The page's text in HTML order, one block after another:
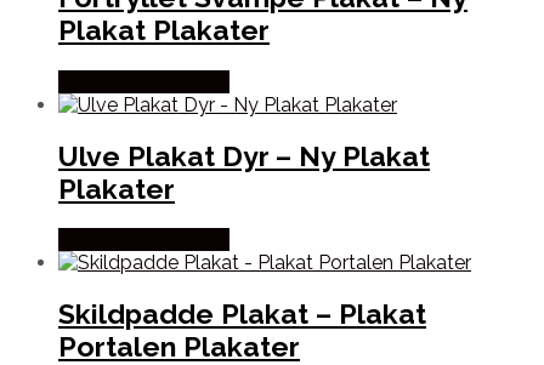
Plakat Plakater
Ulve Plakat Dyr – Ny Plakat
Plakater
Skildpadde Plakat – Plakat
Portalen Plakater